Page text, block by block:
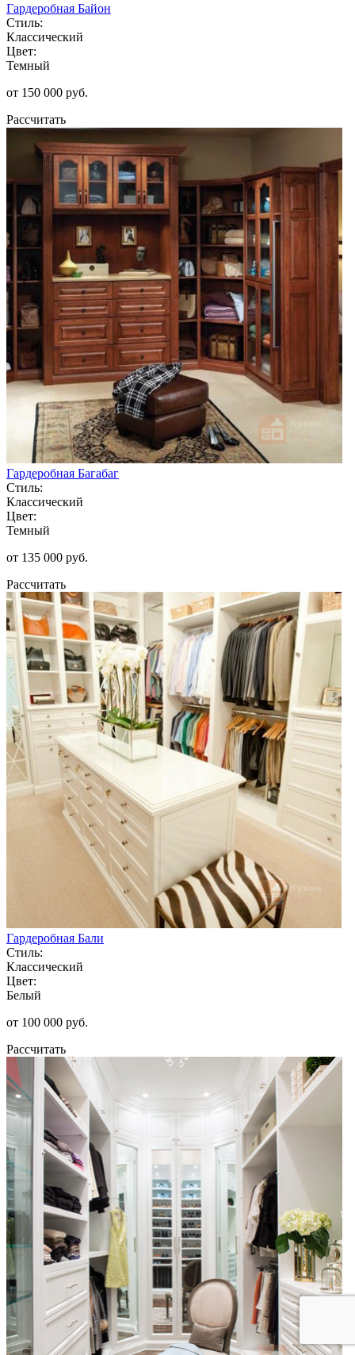
Гардеробная Байон
Стиль:
Классический
Цвет:
Темный
от 150 000 руб.
Рассчитать
Гардеробная Багабаг
Стиль:
Классический
Цвет:
Темный
от 135 000 руб.
Рассчитать
Гардеробная Бали
Стиль:
Классический
Цвет:
Белый
от 100 000 руб.
Рассчитать